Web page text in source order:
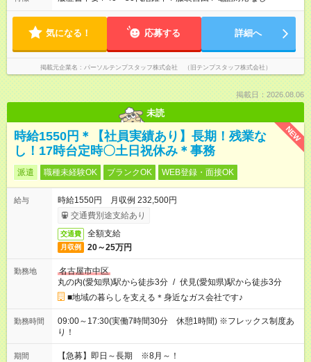
気になる！ 応募する 詳細へ
掲載元企業名 パーソルテンプスタッフ株式会社 （旧テンプスタッフ株式会社）
掲載日：2026.08.06
未読
NEW
時給1550円＊【社員実績あり】長期！残業な
し！17時台定時〇土日祝休み＊事務
派遣 職種未経験OK ブランクOK WEB登録・面接OK
給与
時給1550円 月収例 232,500円
交通費別途支給あり
交通費 全額支給
月収例 20～25万円
勤務地
名古屋市中区
丸の内(愛知県)駅から徒歩3分 / 伏見(愛知県)駅から徒歩3分
■地域の暮らしを支える＊身近なガス会社です♪
勤務時間
09:00～17:30(実働7時間30分 休憩1時間) ※フレックス制度あ
り！
期間 【急募】即日～長期 ※8月～！